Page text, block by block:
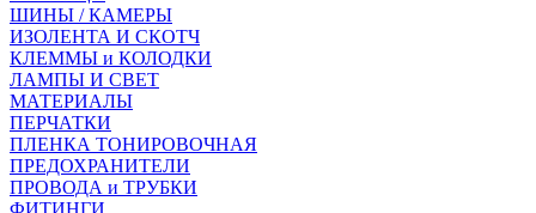
ШИНЫ / КАМЕРЫ
ИЗОЛЕНТА И СКОТЧ
КЛЕММЫ и КОЛОДКИ
ЛАМПЫ И СВЕТ
МАТЕРИАЛЫ
ПЕРЧАТКИ
ПЛЕНКА ТОНИРОВОЧНАЯ
ПРЕДОХРАНИТЕЛИ
ПРОВОДА и ТРУБКИ
ФИТИНГИ